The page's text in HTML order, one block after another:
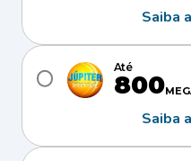
Saiba
Até
800
Saiba